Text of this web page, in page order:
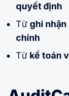
quyết định
Từ ghi
chính
Từ kế toán